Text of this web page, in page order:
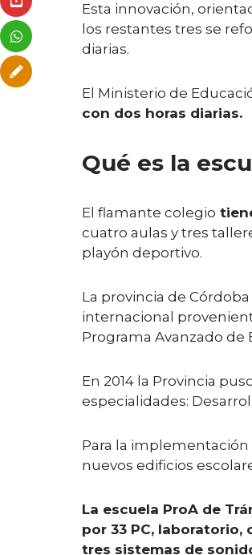
Esta innovación,
los restantes tres se
diarias.
El Ministerio de
con dos horas diarias.
Qué es la
El flamante colegio
cuatro aulas y tres
playón deportivo.
La provincia de
internacional
Programa Avanzado de
En 2014 la Provincia
especialidades:
Para la
nuevos edificios
La escuela ProA de
por 33 PC,
tres sistemas de